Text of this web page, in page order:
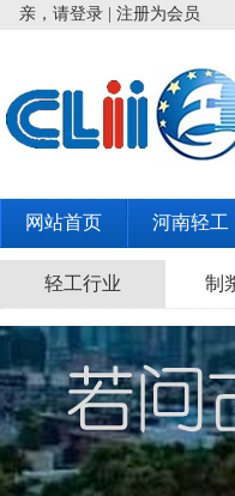
亲，请登录 注册为会员
网站首页 河南轻工
轻工行业 制